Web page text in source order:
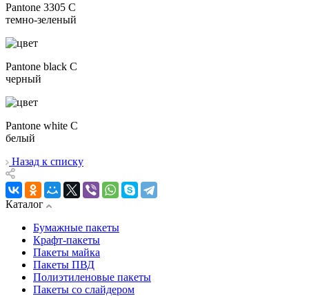
Pantone 3305 C
темно-зеленый
Pantone black C
черный
Pantone white C
белый
Назад к списку
Каталог
Бумажные пакеты
Крафт-пакеты
Пакеты майка
Пакеты ПВД
Полиэтиленовые пакеты
Пакеты со слайдером